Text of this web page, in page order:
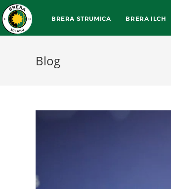
BRERA STRUMICA BRERA ILCH
Blog